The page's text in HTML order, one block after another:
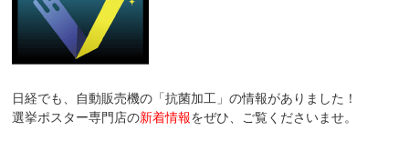
日経でも、自動販売機の「抗菌加工」の情報がありました！
選挙ポスター専門店の新着情報をぜひ、ご覧くださいませ。